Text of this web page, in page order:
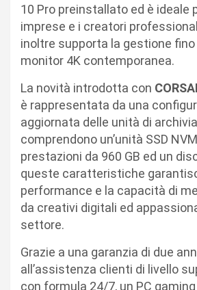
10 Pro preinstallato ed è ideale
imprese e i creatori
inoltre supporta la gestione
monitor 4K contemporanea.
La novità introdotta con
è rappresentata da una
aggiornata delle unità di
comprendono un’unità SSD
prestazioni da 960 GB ed un
queste caratteristiche
performance e la capacità di
da creativi digitali ed
settore.
Grazie a una garanzia di due
all’assistenza clienti di livello
con formula 24/7, un PC gaming